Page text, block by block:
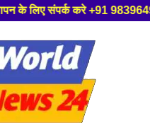
,हमारे यूट्यूब चैनल को